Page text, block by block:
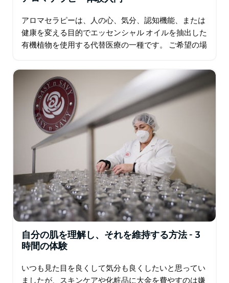
アロマセラピーは、人の心、気分、認知機能、または
健康を変える目的でエッセンシャル オイルを抽出した
有機植物を使用する代替医療の一種です。 ご希望の場
のように着飾って…
自分の肌を理解し、それを維持する方法 - 3
時間の体験
いつも見た目を良くして気分も良くしたいと思ってい
ましたが、スキンケアや化粧品に大金を費やすのは嫌